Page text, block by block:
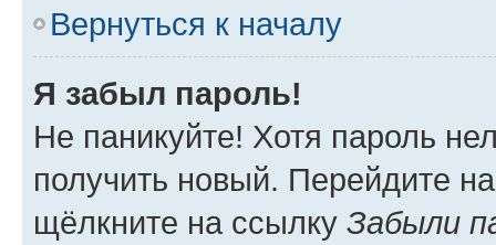
Вернуться к началу
Я забыл пароль!
Не паникуйте! Хотя пароль
получить новый. Перейдите
щёлкните на ссылку Забыли